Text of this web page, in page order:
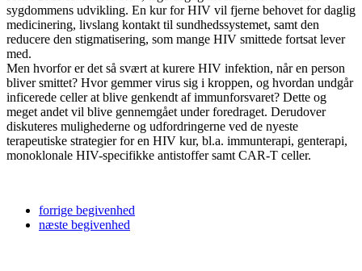
sygdommens udvikling. En kur for HIV vil fjerne behovet for daglig
medicinering, livslang kontakt til sundhedssystemet, samt den
reducere den stigmatisering, som mange HIV smittede fortsat lever
med.
Men hvorfor er det så svært at kurere HIV infektion, når en person
bliver smittet? Hvor gemmer virus sig i kroppen, og hvordan undgår
inficerede celler at blive genkendt af immunforsvaret? Dette og
meget andet vil blive gennemgået under foredraget. Derudover
diskuteres mulighederne og udfordringerne ved de nyeste
terapeutiske strategier for en HIV kur, bl.a. immunterapi, genterapi,
monoklonale HIV-specifikke antistoffer samt CAR-T celler.
forrige begivenhed
næste begivenhed